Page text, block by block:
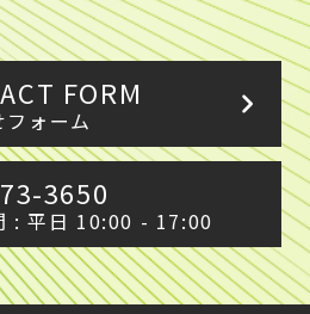
FORM
ォーム
3650
: 平日 10:00 - 17:00